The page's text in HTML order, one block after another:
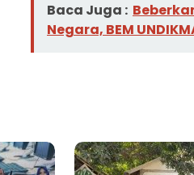
Baca Juga :
Negara, BEM